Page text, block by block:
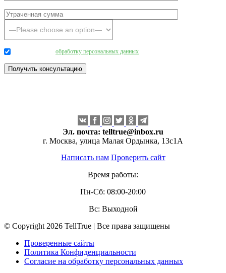
обработку персональных данных
Эл. почта: telltrue@inbox.ru
г. Москва, улица Малая Ордынка, 13с1А
Написать нам Проверить сайт
Время работы:
Пн-Сб: 08:00-20:00
Вс: Выходной
© Copyright 2026 TellTrue | Все права защищены
Проверенные сайты
Политика Конфиденциальности
Согласие на обработку персональных данных